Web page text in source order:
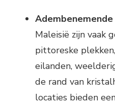
Maleisië zijn vaak
pittoreske
eilanden,
de rand van
locaties bieden